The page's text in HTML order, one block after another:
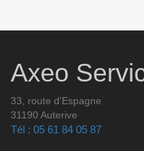
Axeo
33, route d'Espagne
31190 Auterive
Tél : 05 61 84 05 87